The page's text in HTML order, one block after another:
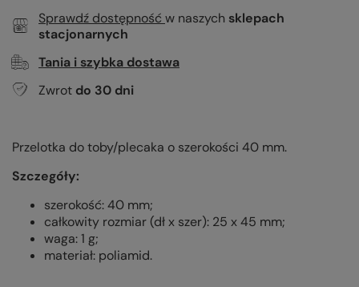
Sprawdź dostępność w naszych sklepach
stacjonarnych
Tania i szybka dostawa
Zwrot do 30 dni
Przelotka do toby/plecaka o szerokości 40 mm.
Szczegóły:
szerokość: 40 mm;
całkowity rozmiar (dł x szer): 25 x 45 mm;
waga: 1 g;
materiał: poliamid.